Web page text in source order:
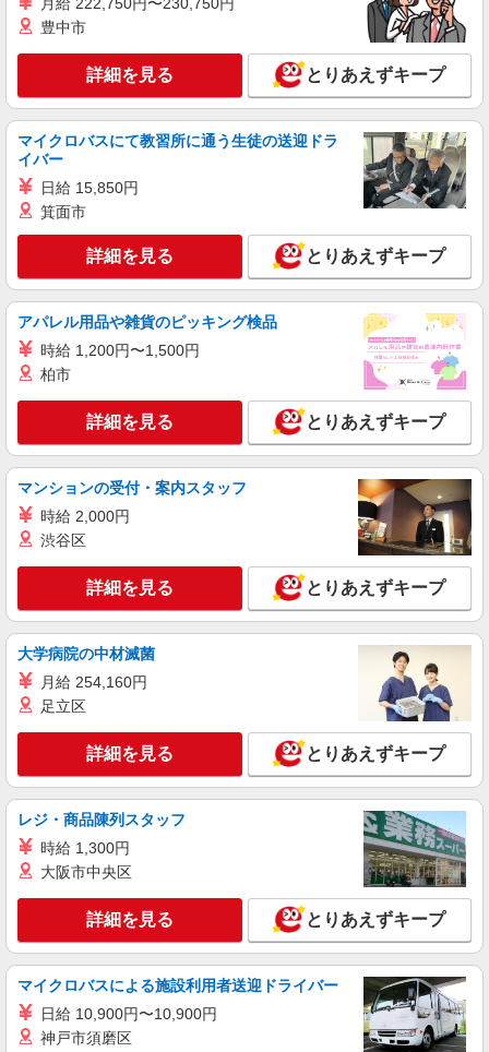
アルバイト
株式会社バイトレ（ADM816685）
【平日のみ・短時間】詰めるだけの簡単作業
時給1240円（就業先により異なる）
兵庫県神戸市西区
キープ 詳細を見る
派遣社員
株式会社バイトレ（ADM806729）
【レギュラー】ドラッグストア商品の梱包、仕
分け、ピッキング等
時給1300円
兵庫県神戸市西区
キープ 詳細を見る
アルバイト パート
ロジスティード西日本株式会社
時給1,180円〜 （残業/実働8時間以上の場合
は1,475円〜になります。) ★月収例・・・184,416
円 1,180円×8時間×20.4日＝192,576円 ※上記は
所定労働時間のみ、残業については労働時間に応
じて支給。 ※残業については多くても日に1〜2時
間程度の見込みです。 基本的には定時時間内終
業を目指して運営します！
ロジポート神戸西 兵庫県神戸市西区見津が丘
5-1-18
キープ 詳細を見る
アルバイト
フォークリフト作業
時給1,350円（残業/実働8時間以上の場合1,687
円) 【月収例】残業30Hの場合 270,945円＝
220,320円（20.4日勤務/月）+50,625円（残業
30H）
ロジポート神戸西 兵庫県神戸市西区見津が丘
詳細を見る
株式会社ヒガシトゥエンティワン
倉庫での仕分・ピッキングスタッフ
時給1,200円以上 月収例 ●週5日（9:00〜
18:00）の場合: 時給1200円×8時間×20日 ＝月収19
豊中市
詳細を見る とりあえずキープ
マイクロバスにて教習所に通う生徒の送迎ドラ
イバー
日給 15,850円
箕面市
詳細を見る とりあえずキープ
アパレル用品や雑貨のピッキング検品
時給 1,200円〜1,500円
柏市
詳細を見る とりあえずキープ
マンションの受付・案内スタッフ
時給 2,000円
渋谷区
詳細を見る とりあえずキープ
大学病院の中材滅菌
月給 254,160円
足立区
詳細を見る とりあえずキープ
レジ・商品陳列スタッフ
時給 1,300円
大阪市中央区
詳細を見る とりあえずキープ
マイクロバスによる施設利用者送迎ドライバー
日給 10,900円〜10,900円
神戸市須磨区